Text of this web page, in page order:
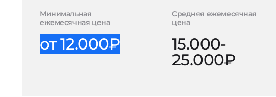
Минимальная
ежемесячная цена
от 12.000₽
Средняя ежемесячная
цена
15.000-
25.000₽